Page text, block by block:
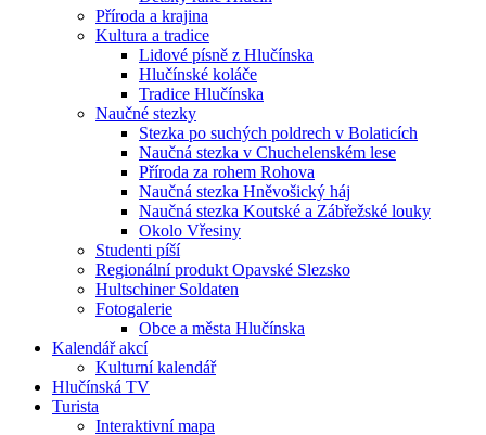
Příroda a krajina
Kultura a tradice
Lidové písně z Hlučínska
Hlučínské koláče
Tradice Hlučínska
Naučné stezky
Stezka po suchých poldrech v Bolaticích
Naučná stezka v Chuchelenském lese
Příroda za rohem Rohova
Naučná stezka Hněvošický háj
Naučná stezka Koutské a Zábřežské louky
Okolo Vřesiny
Studenti píší
Regionální produkt Opavské Slezsko
Hultschiner Soldaten
Fotogalerie
Obce a města Hlučínska
Kalendář akcí
Kulturní kalendář
Hlučínská TV
Turista
Interaktivní mapa